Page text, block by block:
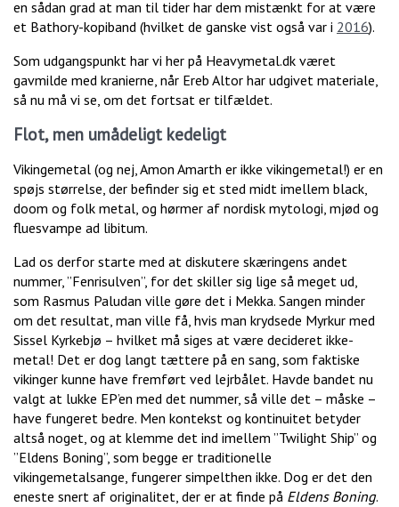
en sådan grad at man til tider har dem mistænkt for at være
et Bathory-kopiband (hvilket de ganske vist også var i 2016).
Som udgangspunkt har vi her på Heavymetal.dk været
gavmilde med kranierne, når Ereb Altor har udgivet materiale,
så nu må vi se, om det fortsat er tilfældet.
Flot, men umådeligt kedeligt
Vikingemetal (og nej, Amon Amarth er ikke vikingemetal!) er en
spøjs størrelse, der befinder sig et sted midt imellem black,
doom og folk metal, og hørmer af nordisk mytologi, mjød og
fluesvampe ad libitum.
Lad os derfor starte med at diskutere skæringens andet
nummer, ”Fenrisulven”, for det skiller sig lige så meget ud,
som Rasmus Paludan ville gøre det i Mekka. Sangen minder
om det resultat, man ville få, hvis man krydsede Myrkur med
Sissel Kyrkebjø – hvilket må siges at være decideret ikke-
metal! Det er dog langt tættere på en sang, som faktiske
vikinger kunne have fremført ved lejrbålet. Havde bandet nu
valgt at lukke EP’en med det nummer, så ville det – måske –
have fungeret bedre. Men kontekst og kontinuitet betyder
altså noget, og at klemme det ind imellem ”Twilight Ship” og
”Eldens Boning”, som begge er traditionelle
vikingemetalsange, fungerer simpelthen ikke. Dog er det den
eneste snert af originalitet, der er at finde på Eldens Boning.